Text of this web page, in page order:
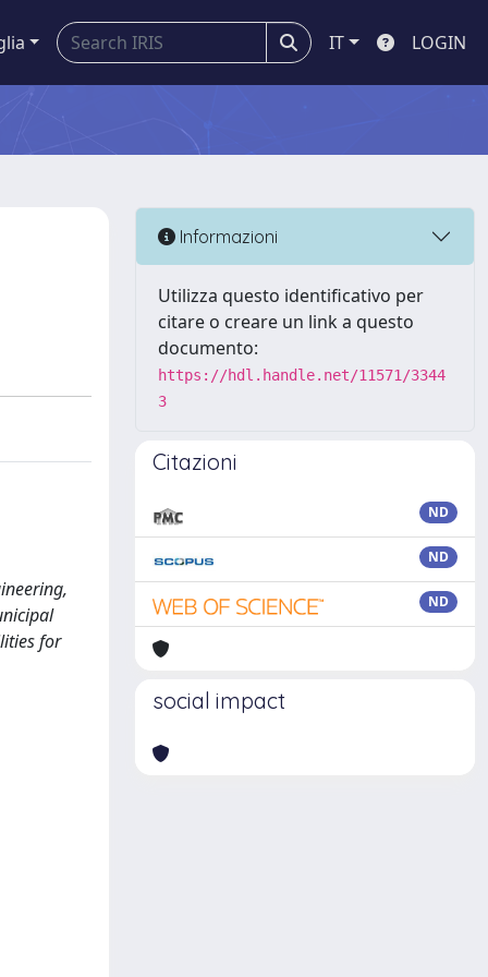
IT LOGIN
for
Informazioni
Utilizza questo identificativo per
citare o creare un link a questo
documento:
https://hdl.handle.net/11571/3344
3
Citazioni
ND
ND
ND
social impact